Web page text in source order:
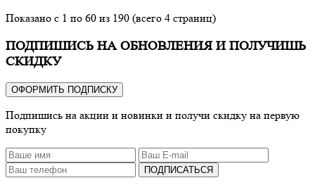
Показано с 1 по 60 из 190 (всего 4 страниц)
ПОДПИШИСЬ НА ОБНОВЛЕНИЯ И ПОЛУЧИШЬ
СКИДКУ
ОФОРМИТЬ ПОДПИСКУ
Подпишись на акции и новинки и получи скидку на первую
покупку
ПОДПИСАТЬСЯ